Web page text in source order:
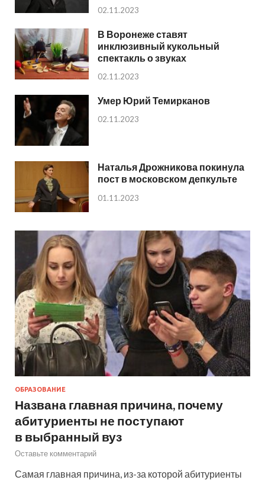
02.11.2023
В Воронеже ставят
инклюзивный кукольный
спектакль о звуках
02.11.2023
Умер Юрий Темирканов
02.11.2023
Наталья Дрожникова покинула
пост в московском депкульте
01.11.2023
ОБРАЗОВАНИЕ
Названа главная причина, почему
абитуриенты не поступают
в выбранный вуз
Оставьте комментарий
Самая главная причина, из-за которой абитуриенты